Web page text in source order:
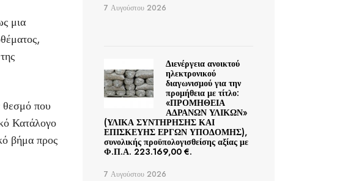
μια
θεσμό που
Κατάλογο
βήμα προς
7 Αυγούστου 2026
Διενέργεια ανοικτού
ηλεκτρονικού
διαγωνισμού για την
προμήθεια με τίτλο:
«ΠΡΟΜΗΘΕΙΑ
ΑΔΡΑΝΩΝ ΥΛΙΚΩΝ»
(ΥΛΙΚΑ ΣΥΝΤΗΡΗΣΗΣ ΚΑΙ
ΕΠΙΣΚΕΥΗΣ ΕΡΓΩΝ ΥΠΟΔΟΜΗΣ),
συνολικής προϋπολογισθείσης αξίας με
Φ.Π.Α. 223.169,00 €.
7 Αυγούστου 2026